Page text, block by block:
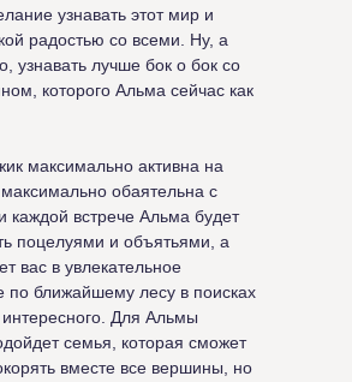
узнавать этот мир и
радостью со всеми. Ну, а
узнавать лучше бок о бок со
которого Альма сейчас как
максимально активна на
максимально обаятельна с
каждой встрече Альма будет
поцелуями и объятьями, а
вас в увлекательное
по ближайшему лесу в поисках
интересного. Для Альмы
семья, которая сможет
вместе все вершины, но